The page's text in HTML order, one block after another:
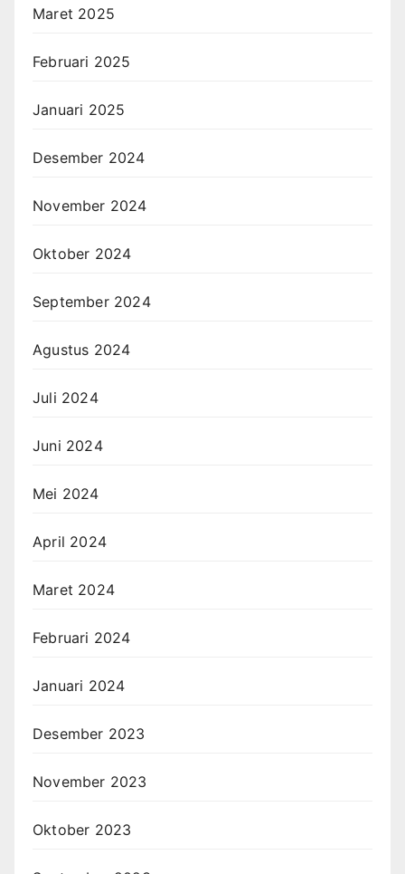
Maret 2025
Februari 2025
Januari 2025
Desember 2024
November 2024
Oktober 2024
September 2024
Agustus 2024
Juli 2024
Juni 2024
Mei 2024
April 2024
Maret 2024
Februari 2024
Januari 2024
Desember 2023
November 2023
Oktober 2023